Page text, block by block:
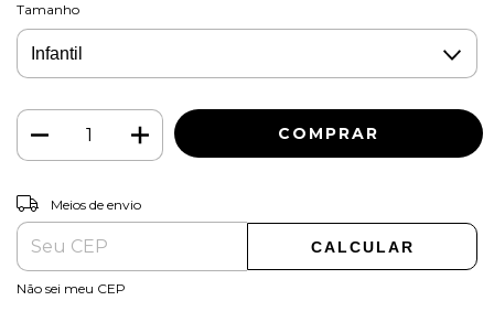
Tamanho
Entregas para o CEP:
Meios de envio
CALCULAR
Não sei meu CEP